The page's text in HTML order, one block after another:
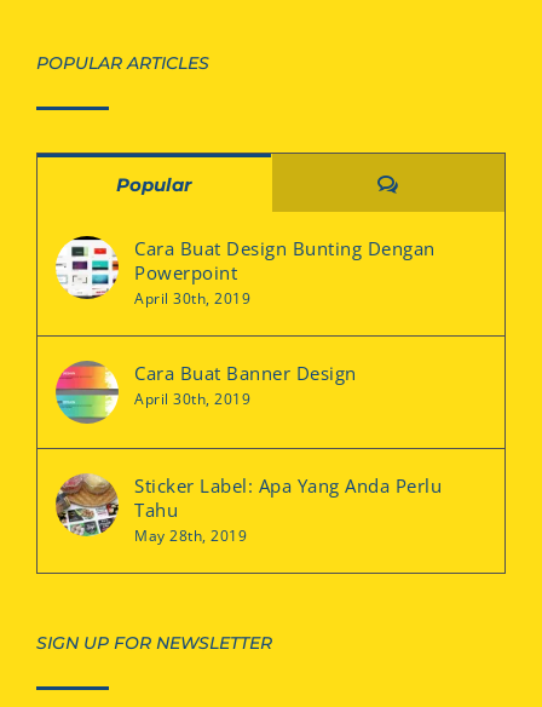
POPULAR ARTICLES
Popular Comments
Cara Buat Design Bunting Dengan
Powerpoint
April 30th, 2019
Cara Buat Banner Design
April 30th, 2019
Sticker Label: Apa Yang Anda Perlu
Tahu
May 28th, 2019
SIGN UP FOR NEWSLETTER